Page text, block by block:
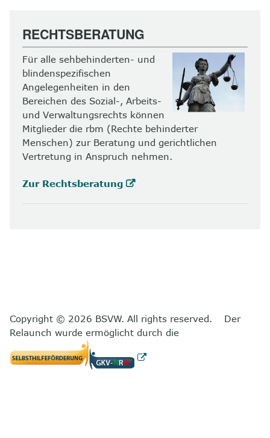
RECHTSBERATUNG
Für alle sehbehinderten- und
blindenspezifischen
Angelegenheiten in den
Bereichen des Sozial-, Arbeits-
und Verwaltungsrechts können
Mitglieder die rbm (Rechte behinderter
Menschen) zur Beratung und gerichtlichen
Vertretung in Anspruch nehmen.
Zur Rechtsberatung
Copyright © 2026 BSVW. All rights reserved. Der
Relaunch wurde ermöglicht durch die